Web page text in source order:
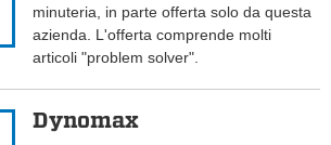
minuteria, in parte offerta solo da questa
azienda. L'offerta comprende molti
articoli "problem solver".
Dynomax